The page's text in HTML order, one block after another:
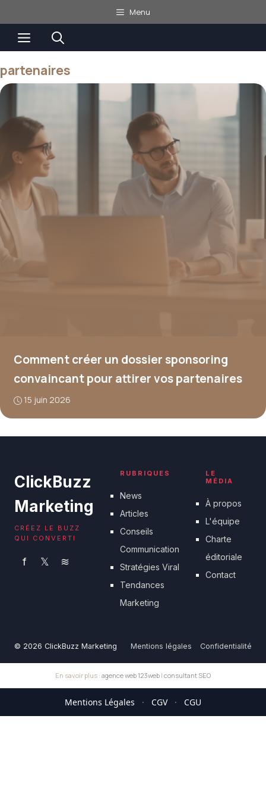
au
contenu
Menu
Menu
partenaires
Comment créer un dossier sponsoring
convaincant pour attirer vos partenaires
15 juin 2026
ClickBuzz
Marketing
CRÉEZ LE BUZZ
QUI CONVERTI
f 𝕏 ≋
RUBRIQUES
News
Articles
Conseils
Communication
Stratégies Viral
Tendances
Marketing
LE
MÉDIA
À propos
L'équipe
Charte
éditoriale
Contact
© 2026 ClickBuzz Marketing Mentions légales Confidentialité
En savoir plus : agence web 123web | consultant SEO
Mentions Légales · CGV · CGU